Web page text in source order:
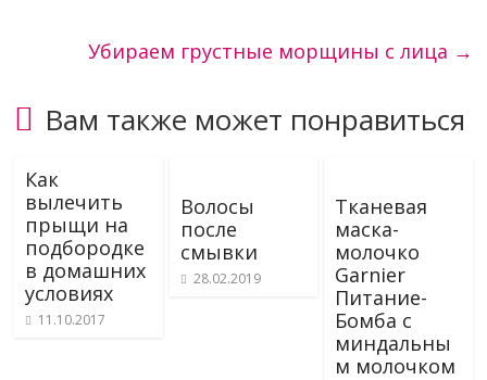
Убираем грустные морщины с лица →
Вам также может понравиться
Как
вылечить
прыщи на
подбородке
в домашних
условиях
11.10.2017
Волосы
после
смывки
28.02.2019
Тканевая
маска-
молочко
Garnier
Питание-
Бомба с
миндальны
м молочком